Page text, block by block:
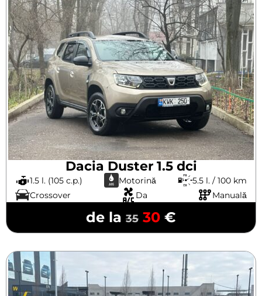
Dacia Duster 1.5 dci
1.5 l. (105 c.p.) Motorină
5.5 l. / 100 km
Crossover
Da Manuală
de la 35 30 €